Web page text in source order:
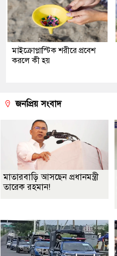
মাইক্রোপ্লাস্টিক শরীরে প্রবেশ
করলে কী হয়
জনপ্রিয় সংবাদ
মাতারবাড়ি আসছেন প্রধানমন্ত্রী
তারেক রহমান!